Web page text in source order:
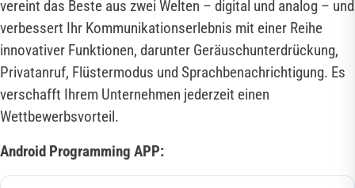
vereint das Beste aus zwei Welten – digital und analog – und
verbessert Ihr Kommunikationserlebnis mit einer Reihe
innovativer Funktionen, darunter Geräuschunterdrückung,
Privatanruf, Flüstermodus und Sprachbenachrichtigung. Es
verschafft Ihrem Unternehmen jederzeit einen
Wettbewerbsvorteil.
Android Programming APP: